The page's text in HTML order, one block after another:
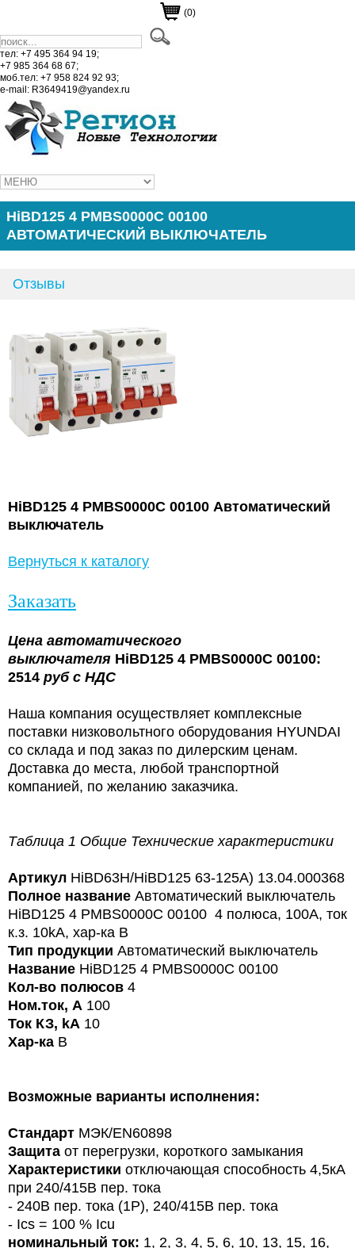
(0)
тел: +7 495 364 94 19;
+7 985 364 68 67;
моб.тел: +7 958 824 92 93;
e-mail: R3649419@yandex.ru
HiBD125 4 PMBS0000C 00100
АВТОМАТИЧЕСКИЙ ВЫКЛЮЧАТЕЛЬ
Отзывы
HiBD125 4 PMBS0000C 00100 Автоматический
выключатель
Вернуться к каталогу
Заказать
Цена автоматического
выключателя HiBD125 4 PMBS0000C 00100:
2514 руб с НДС
Наша компания осуществляет комплексные
поставки низковольтного оборудования HYUNDAI
со склада и под заказ по дилерским ценам.
Доставка до места, любой транспортной
компанией, по желанию заказчика.
Таблица 1 Общие Технические характеристики
Артикул HiBD63H/HiBD125 63-125A) 13.04.000368
Полное название Автоматический выключатель
HiBD125 4 PMBS0000C 00100 4 полюса, 100А, ток
к.з. 10kA, хар-ка B
Тип продукции Автоматический выключатель
Название HiBD125 4 PMBS0000C 00100
Кол-во полюсов 4
Ном.ток, А 100
Ток КЗ, kA 10
Хар-ка B
Возможные варианты исполнения:
Стандарт МЭК/EN60898
Защита от перегрузки, короткого замыкания
Характеристики отключающая способность 4,5кА
при 240/415В пер. тока
- 240В пер. тока (1P), 240/415В пер. тока
- Ics = 100 % Icu
номинальный ток: 1, 2, 3, 4, 5, 6, 10, 13, 15, 16,